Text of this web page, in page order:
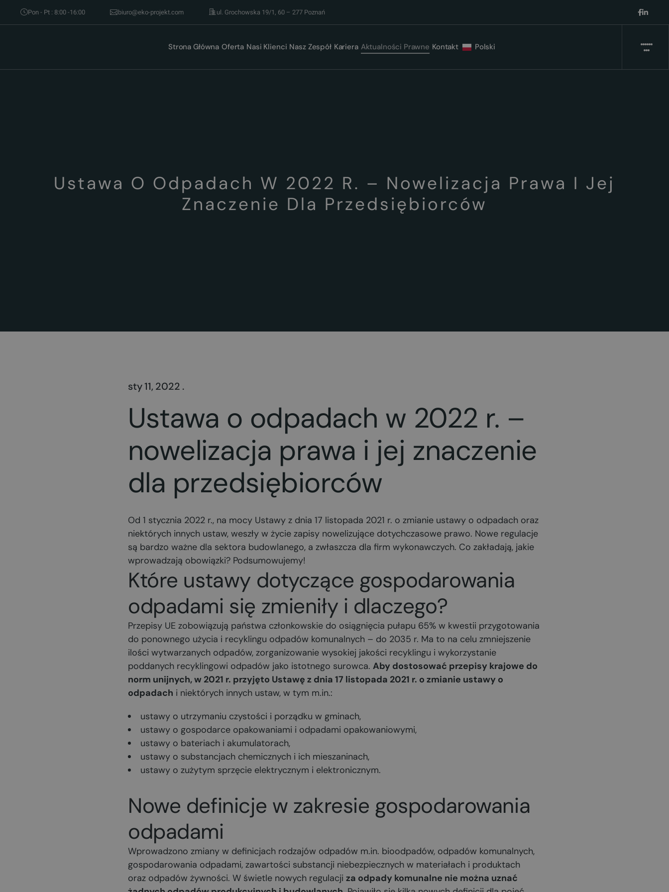
Pon - Pt : 8:00 -16:00 biuro@eko-projekt.com ul. Grochowska 19/1, 60 – 277 Poznań
Strona Główna Oferta Nasi Klienci Nasz Zespół Kariera Aktualności Prawne Kontakt Polski
Ustawa O Odpadach W 2022 R. – Nowelizacja Prawa I Jej
Znaczenie Dla Przedsiębiorców
sty 11, 2022 .
Ustawa o odpadach w 2022 r. –
nowelizacja prawa i jej znaczenie
dla przedsiębiorców
Od 1 stycznia 2022 r., na mocy Ustawy z dnia 17 listopada 2021 r. o zmianie ustawy o odpadach oraz
niektórych innych ustaw, weszły w życie zapisy nowelizujące dotychczasowe prawo. Nowe regulacje
są bardzo ważne dla sektora budowlanego, a zwłaszcza dla firm wykonawczych. Co zakładają, jakie
wprowadzają obowiązki? Podsumowujemy!
Które ustawy dotyczące gospodarowania
odpadami się zmieniły i dlaczego?
Przepisy UE zobowiązują państwa członkowskie do osiągnięcia pułapu 65% w kwestii przygotowania
do ponownego użycia i recyklingu odpadów komunalnych – do 2035 r. Ma to na celu zmniejszenie
ilości wytwarzanych odpadów, zorganizowanie wysokiej jakości recyklingu i wykorzystanie
poddanych recyklingowi odpadów jako istotnego surowca. Aby dostosować przepisy krajowe do
norm unijnych, w 2021 r. przyjęto Ustawę z dnia 17 listopada 2021 r. o zmianie ustawy o
odpadach i niektórych innych ustaw, w tym m.in.:
ustawy o utrzymaniu czystości i porządku w gminach,
ustawy o gospodarce opakowaniami i odpadami opakowaniowymi,
ustawy o bateriach i akumulatorach,
ustawy o substancjach chemicznych i ich mieszaninach,
ustawy o zużytym sprzęcie elektrycznym i elektronicznym.
Nowe definicje w zakresie gospodarowania
odpadami
Wprowadzono zmiany w definicjach rodzajów odpadów m.in. bioodpadów, odpadów komunalnych,
gospodarowania odpadami, zawartości substancji niebezpiecznych w materiałach i produktach
oraz odpadów żywności. W świetle nowych regulacji za odpady komunalne nie można uznać